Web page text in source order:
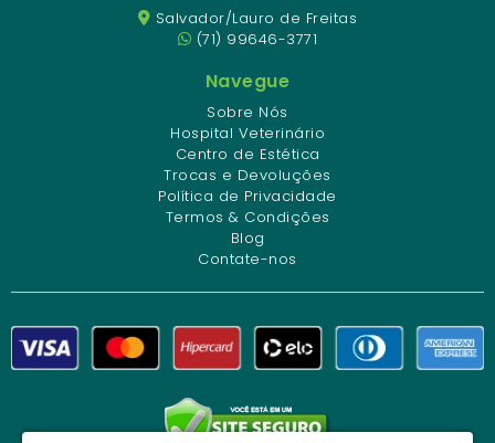
Salvador/Lauro de Freitas
(71) 99646-3771
Navegue
Sobre Nós
Hospital Veterinário
Centro de Estética
Trocas e Devoluções
Política de Privacidade
Termos & Condições
Blog
Contate-nos